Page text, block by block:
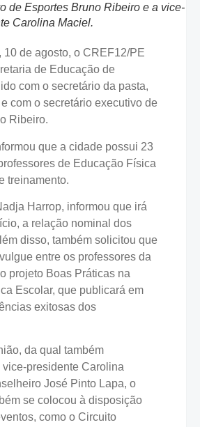
de Esportes Bruno Ribeiro e a vice-
Carolina Maciel.
10 de agosto, o CREF12/PE
de Educação de
com o secretário da pasta,
com o secretário executivo de
Ribeiro.
que a cidade possui 23
de Educação Física
treinamento.
Harrop, informou que irá
a relação nominal dos
disso, também solicitou que
entre os professores da
projeto Boas Práticas na
Escolar, que publicará em
exitosas dos
da qual também
vice-presidente Carolina
José Pinto Lapa, o
se colocou à disposição
como o Circuito